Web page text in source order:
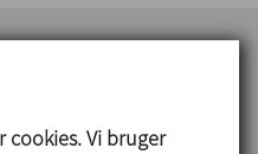
cookies. Vi bruger